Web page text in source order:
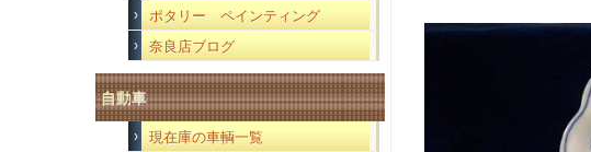
ポタリー ペインティング
奈良店ブログ
自動車
現在庫の車輌一覧